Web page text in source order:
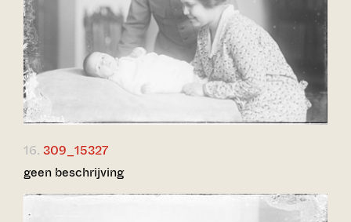
16. 309_15327
geen beschrijving